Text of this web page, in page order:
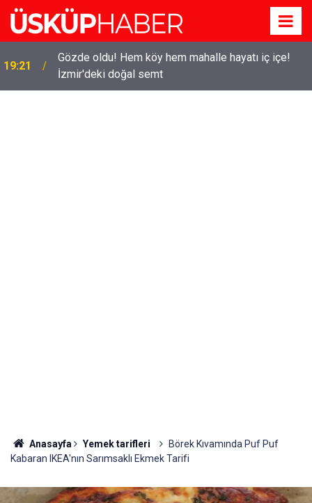
19:21
Gözde oldu! Hem köy hem mahalle hayatı iç içe!
İzmir'deki doğal semt
Anasayfa Yemek tarifleri
Börek Kıvamında Puf Puf
Kabaran IKEA'nın Sarımsaklı Ekmek Tarifi